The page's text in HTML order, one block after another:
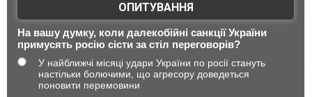
ОПИТУВАННЯ
На вашу думку, коли далекобійні санкції України
примусять росію сісти за стіл переговорів?
У найближчі місяці удари України по росії стануть
настільки болючими, що агресору доведеться
поновити перемовини